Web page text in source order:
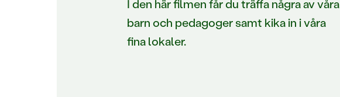
I den här filmen får du träffa några av våra
barn och pedagoger samt kika in i våra
fina lokaler.